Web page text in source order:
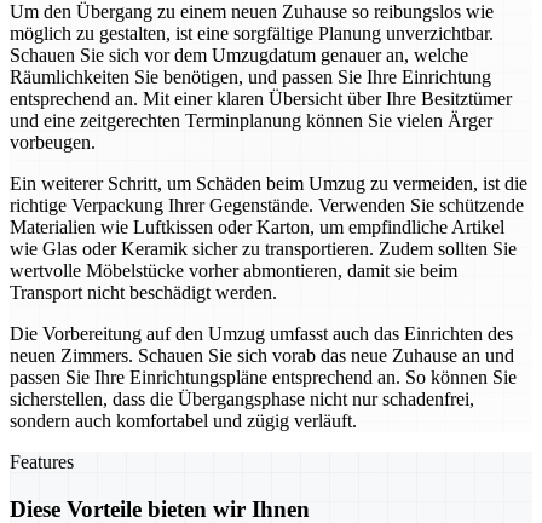
Um den Übergang zu einem neuen Zuhause so reibungslos wie
möglich zu gestalten, ist eine sorgfältige Planung unverzichtbar.
Schauen Sie sich vor dem Umzugdatum genauer an, welche
Räumlichkeiten Sie benötigen, und passen Sie Ihre Einrichtung
entsprechend an. Mit einer klaren Übersicht über Ihre Besitztümer
und eine zeitgerechten Terminplanung können Sie vielen Ärger
vorbeugen.
Ein weiterer Schritt, um Schäden beim Umzug zu vermeiden, ist die
richtige Verpackung Ihrer Gegenstände. Verwenden Sie schützende
Materialien wie Luftkissen oder Karton, um empfindliche Artikel
wie Glas oder Keramik sicher zu transportieren. Zudem sollten Sie
wertvolle Möbelstücke vorher abmontieren, damit sie beim
Transport nicht beschädigt werden.
Die Vorbereitung auf den Umzug umfasst auch das Einrichten des
neuen Zimmers. Schauen Sie sich vorab das neue Zuhause an und
passen Sie Ihre Einrichtungspläne entsprechend an. So können Sie
sicherstellen, dass die Übergangsphase nicht nur schadenfrei,
sondern auch komfortabel und zügig verläuft.
Features
Diese Vorteile bieten wir Ihnen